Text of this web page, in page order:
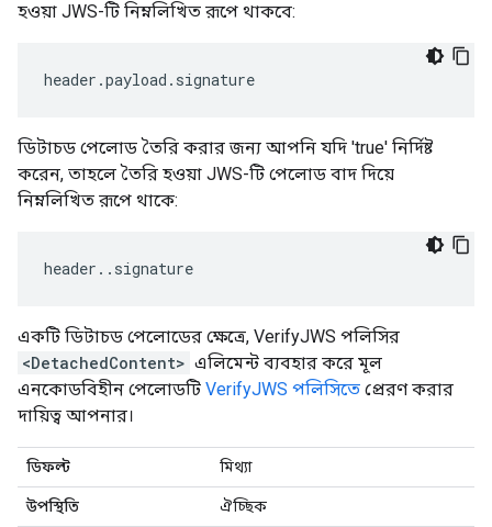
হওয়া JWS-টি নিম্নলিখিত রূপে থাকবে:
header .payload . signature
ডিটাচড পেলোড তৈরি করার জন্য আপনি যদি 'true' নির্দিষ্ট
করেন, তাহলে তৈরি হওয়া JWS-টি পেলোড বাদ দিয়ে
নিম্নলিখিত রূপে থাকে:
header..signature
একটি ডিটাচড পেলোডের ক্ষেত্রে, VerifyJWS পলিসির
<DetachedContent> এলিমেন্ট ব্যবহার করে মূল
এনকোডবিহীন পেলোডটি VerifyJWS পলিসিতে প্রেরণ করার
দায়িত্ব আপনার।
ডিফল্ট মিথ্যা
উপস্থিতি ঐচ্ছিক